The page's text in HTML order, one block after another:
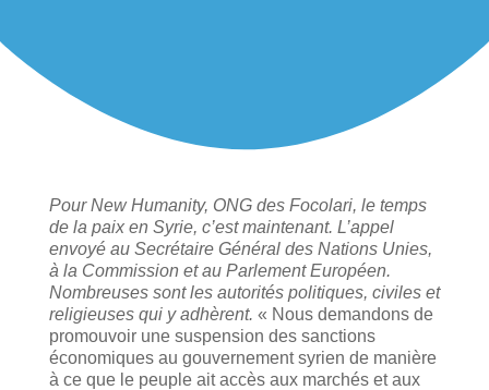
Pour New Humanity, ONG des Focolari, le temps
de la paix en Syrie, c’est maintenant. L’appel
envoyé au Secrétaire Général des Nations Unies,
à la Commission et au Parlement Européen.
Nombreuses sont les autorités politiques, civiles et
religieuses qui y adhèrent. « Nous demandons de
promouvoir une suspension des sanctions
économiques au gouvernement syrien de manière
à ce que le peuple ait accès aux marchés et aux